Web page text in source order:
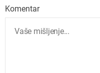
Komentar